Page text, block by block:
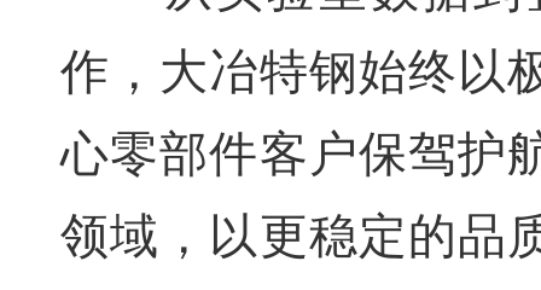
作，大冶特钢始终以
心零部件客户保驾护
领域，以更稳定的品